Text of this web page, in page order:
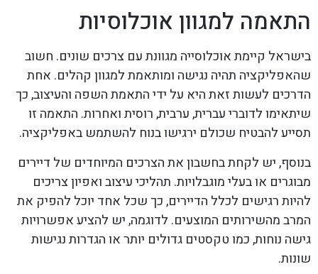
התאמה למגוון אוכלוסיות
בישראל קיימת אוכלוסייה מגוונת עם צרכים שונים. חשוב
שהאפליקציה תהיה נגישה ומותאמת למגוון קהלים. אחת
הדרכים לעשות זאת היא על ידי התאמת השפה והעיצוב, כך
שיתאימו לדוברי עברית, ערבית, רוסית ואחרות. התאמה זו
תסייע להבטיח שכולם ירגישו בנוח להשתמש באפליקציה.
בנוסף, יש לקחת בחשבון את הצרכים המיוחדים של דיירים
מבוגרים או בעלי מוגבלויות. תהליכי עיצוב ואפיון צריכים
להיות רגישים לכלל הדיירים, כך שכל אחד יוכל להפיק את
המרב מהשירותים המוצעים. לדוגמה, יש להציע אפשרויות
גישה נוחות, כמו טקסטים גדולים יותר או הגדרות נגישות
שונות.